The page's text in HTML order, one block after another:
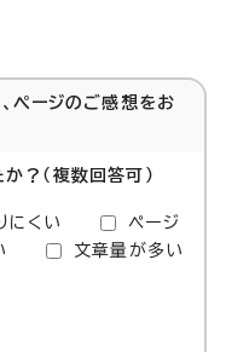
ページのご感想をお
？（複数回答可）
にくい
ページ
文章量が多い